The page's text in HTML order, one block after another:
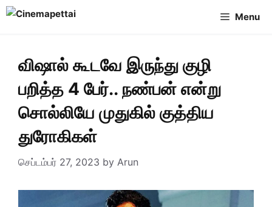
Skip
Menu
விஷால் கூடவே இருந்து குழி
பறித்த 4 பேர்.. நண்பன் என்று
சொல்லியே முதுகில் குத்திய
துரோகிகள்
செப்டம்பர் 27, 2023 by Arun